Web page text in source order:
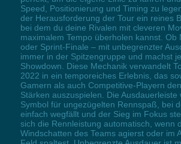
Speed, Positionierung und Timing zu
der Herausforderung der Tour ein reines
bei dem du deine Rivalen mit cleveren
maximalem Tempo überholen kannst. Ob
oder Sprint-Finale – mit unbegrenzter
immer in der Spitzengruppe und machst
Showdown. Diese Mechanik verwandelt
2022 in ein temporeiches Erlebnis, das
Gamern als auch Competitive-Playern
Stärken auszuspielen. Die Ausdauerleiste
Symbol für ungezügelten Rennspaß, bei
einfach wegfällt und der Sieg im Fokus
sich die Rennleistung automatisch, wenn
Windschatten des Teams agierst oder im